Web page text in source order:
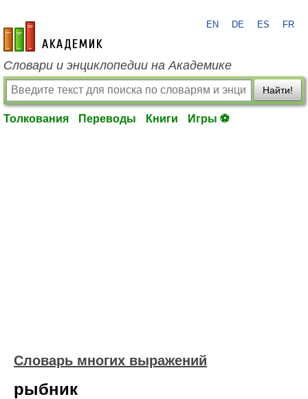
academic.ru
EN DE ES FR
Словари и энциклопедии на Академике
Найти!
Толкования Переводы Книги Игры ⚽
Словарь многих выражений
рыбник